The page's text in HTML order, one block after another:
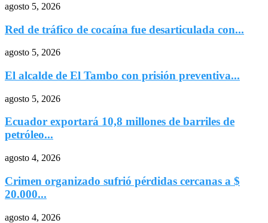
agosto 5, 2026
Red de tráfico de cocaína fue desarticulada con...
agosto 5, 2026
El alcalde de El Tambo con prisión preventiva...
agosto 5, 2026
Ecuador exportará 10,8 millones de barriles de
petróleo...
agosto 4, 2026
Crimen organizado sufrió pérdidas cercanas a $
20.000...
agosto 4, 2026